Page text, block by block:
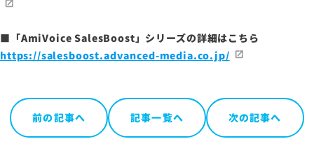
メールマガジン
■「AmiVoice SalesBoost 」シリーズの詳細はこちら
https://salesboost.advanced-media.co.jp/
前の記事へ 記事一覧へ 次の記事へ